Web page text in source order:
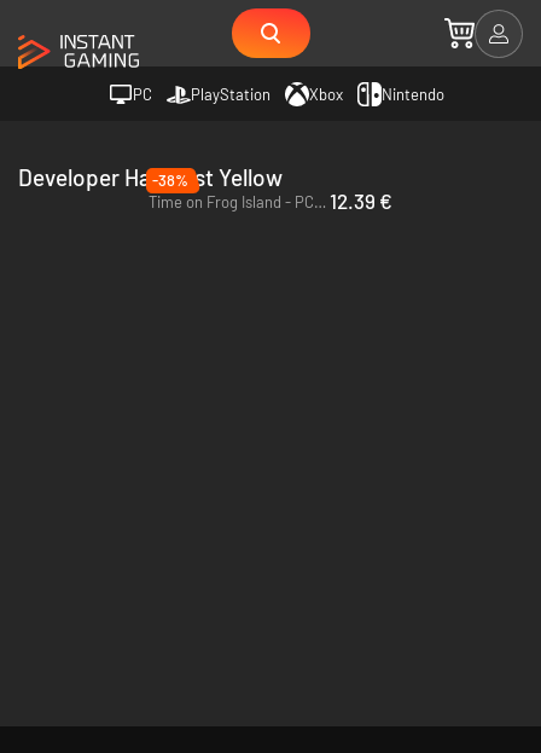
PC PlayStation Xbox Nintendo
Developer Half Past Yellow
-38%
Time on Frog Island - PC (Steam) 12.39 €